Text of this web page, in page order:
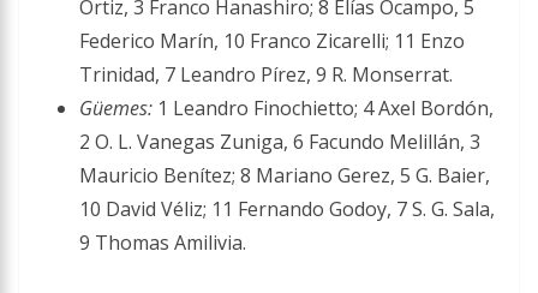
Ortiz, 3 Franco Hanashiro; 8 Elías Ocampo, 5
Federico Marín, 10 Franco Zicarelli; 11 Enzo
Trinidad, 7 Leandro Pírez, 9 R. Monserrat.
Güemes: 1 Leandro Finochietto; 4 Axel Bordón,
2 O. L. Vanegas Zuniga, 6 Facundo Melillán, 3
Mauricio Benítez; 8 Mariano Gerez, 5 G. Baier,
10 David Véliz; 11 Fernando Godoy, 7 S. G. Sala,
9 Thomas Amilivia.